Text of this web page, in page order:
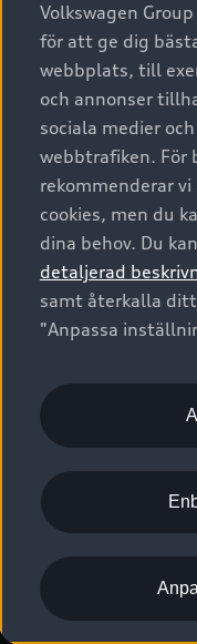
A6 modellerna
SUV
Avant
Audi Sport
Privatleasing
Nya bilar i lager
Begagnade bilar i
Audi approved :plus
Finansiering
Audi exclusive
Provkörning
Service & tillbehör
Audi digital services
Originaltillbehör -
Garantier
Försäkring
Digitala manualer
Audi Collection –
Vanliga frågor
2G/3G nätet stängs
Tjänstebil
Tjänstebil
Business lease online
Företagsleasing
Om Audi Sverige
Kontakta oss
Audi Återförsäljare/-
myAudi
Pressmeddelanden
Nyhetsbrev
Vårt
Lediga tjänster
Lediga tjänster hos
Kommentar till
© 2026 AUDI
Utgivare Juridiskt
Juridiskt Audi Digital
Anpassa
Visselblåsarkanaler
Volkswagen
för att ge dig
webbplats, till
och annonser
sociala medier
webbtrafiken. För
rekommenderar
cookies, men du
dina behov. Du
detaljerad
samt återkalla
"Anpassa